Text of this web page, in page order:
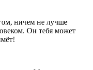
ничем не лучше
Он тебя может